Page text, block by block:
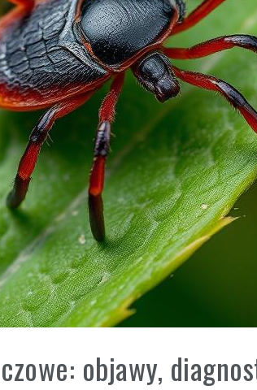
objawy,